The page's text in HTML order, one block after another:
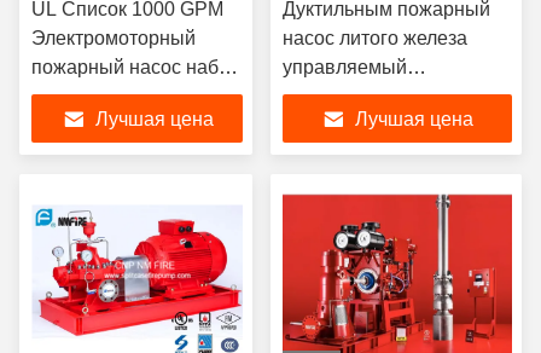
UL Список 1000 GPM
Электромоторный
пожарный насос набор
Сплит-кейс тип
Лучшая цена
Дуктильным пожарный
насос литого железа
управляемый
электрическим
двигателем для шоссе
прокладывает тоннель/
Лучшая цена